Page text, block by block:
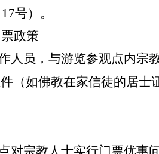
号）。
政策
人员，与游览参观点内宗
（如佛教在家信徒的居士
对宗教人士实行门票优惠